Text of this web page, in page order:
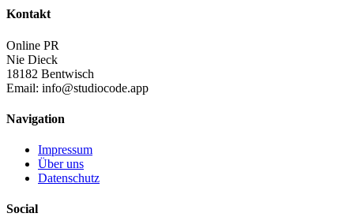
Kontakt
Online PR
Nie Dieck
18182 Bentwisch
Email: info@studiocode.app
Navigation
Impressum
Über uns
Datenschutz
Social